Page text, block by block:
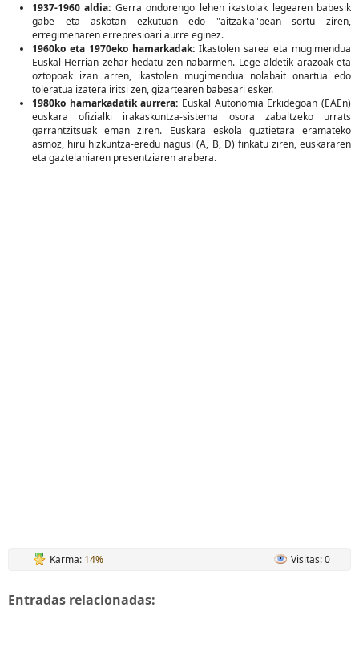
1937-1960 aldia: Gerra ondorengo lehen ikastolak legearen babesik
gabe eta askotan ezkutuan edo "aitzakia"pean sortu ziren,
erregimenaren errepresioari aurre eginez.
1960ko eta 1970eko hamarkadak: Ikastolen sarea eta mugimendua
Euskal Herrian zehar hedatu zen nabarmen. Lege aldetik arazoak eta
oztopoak izan arren, ikastolen mugimendua nolabait onartua edo
toleratua izatera iritsi zen, gizartearen babesari esker.
1980ko hamarkadatik aurrera: Euskal Autonomia Erkidegoan (EAEn)
euskara ofizialki irakaskuntza-sistema osora zabaltzeko urrats
garrantzitsuak eman ziren. Euskara eskola guztietara eramateko
asmoz, hiru hizkuntza-eredu nagusi (A, B, D) finkatu ziren, euskararen
eta gaztelaniaren presentziaren arabera.
Karma: 14% Visitas: 0
Entradas relacionadas: